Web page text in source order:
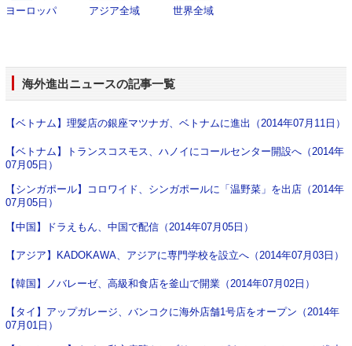
ヨーロッパ アジア全域 世界全域
海外進出ニュースの記事一覧
【ベトナム】理髪店の銀座マツナガ、ベトナムに進出（2014年07月11日）
【ベトナム】トランスコスモス、ハノイにコールセンター開設へ（2014年
07月05日）
【シンガポール】コロワイド、シンガポールに「温野菜」を出店（2014年
07月05日）
【中国】ドラえもん、中国で配信（2014年07月05日）
【アジア】KADOKAWA、アジアに専門学校を設立へ（2014年07月03日）
【韓国】ノバレーゼ、高級和食店を釜山で開業（2014年07月02日）
【タイ】アップガレージ、バンコクに海外店舗1号店をオープン（2014年
07月01日）